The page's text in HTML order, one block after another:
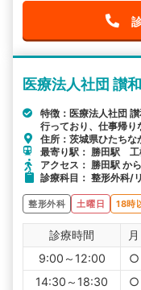
医療法人社団 讃
特徴：医療法人社団
行っており、仕事帰り
住所：茨城県ひたち
最寄り駅： 勝田駅
アクセス： 勝田駅 か
診療科目： 整形外科/
整形外科 土曜日 18時
診療時間 月
9:00～12:00
○
14:30～18:30
○